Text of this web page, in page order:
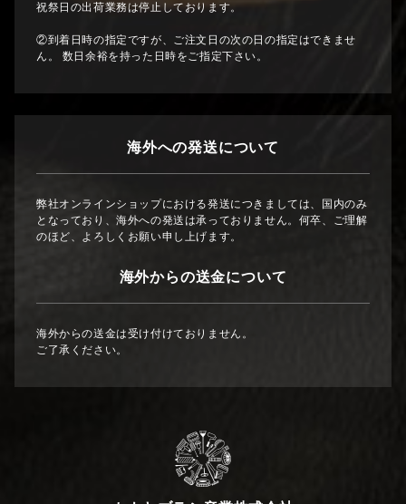
祝祭日の出荷業務は停止しております。
②到着日時の指定ですが、ご注文日の次の日の指定はできませ
ん。 数日余裕を持った日時をご指定下さい。
海外への発送について
弊社オンラインショップにおける発送につきましては、国内のみ
となっており、海外への発送は承っておりません。何卒、ご理解
のほど、よろしくお願い申し上げます。
海外からの送金について
海外からの送金は受け付けておりません。
ご了承ください。